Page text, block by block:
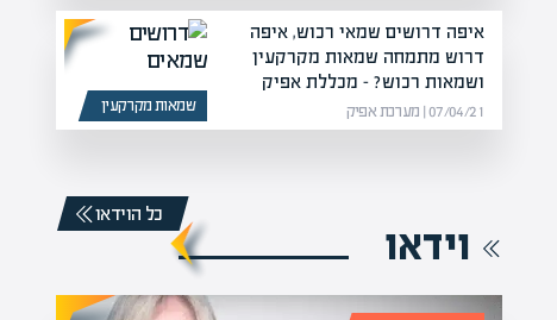
שמאות מקרקעין
איפה דרושים שמאי רכוש, איפה
דרוש מתמחה שמאות מקרקעין
ושמאות רכוש? – מכללת אפיק
07/04/21 | מערכת אפיק
וידאו
כל הוידאו